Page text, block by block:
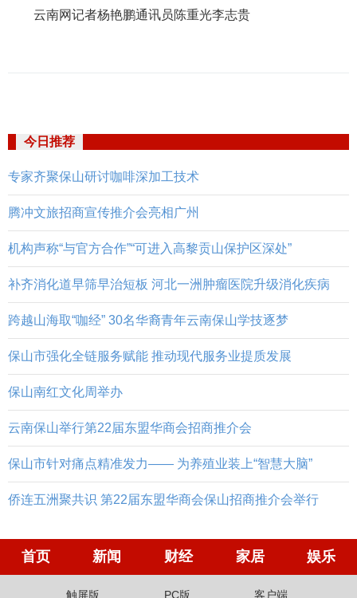
云南网记者杨艳鹏通讯员陈重光李志贵
今日推荐
专家齐聚保山研讨咖啡深加工技术
腾冲文旅招商宣传推介会亮相广州
机构声称“与官方合作”“可进入高黎贡山保护区深处”
补齐消化道早筛早治短板 河北一洲肿瘤医院升级消化疾病
跨越山海取“咖经” 30名华裔青年云南保山学技逐梦
保山市强化全链服务赋能 推动现代服务业提质发展
保山南红文化周举办
云南保山举行第22届东盟华商会招商推介会
保山市针对痛点精准发力—— 为养殖业装上“智慧大脑”
侨连五洲聚共识 第22届东盟华商会保山招商推介会举行
首页 新闻 财经 家居 娱乐
触屏版 PC版 客户端